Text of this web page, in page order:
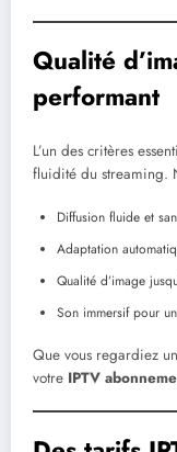
Qualité
performant
L’un des critères
fluidité du streaming.
Diffusion fluide et
Adaptation
Qualité d’image
Son immersif pour
Que vous regardiez
votre IPTV